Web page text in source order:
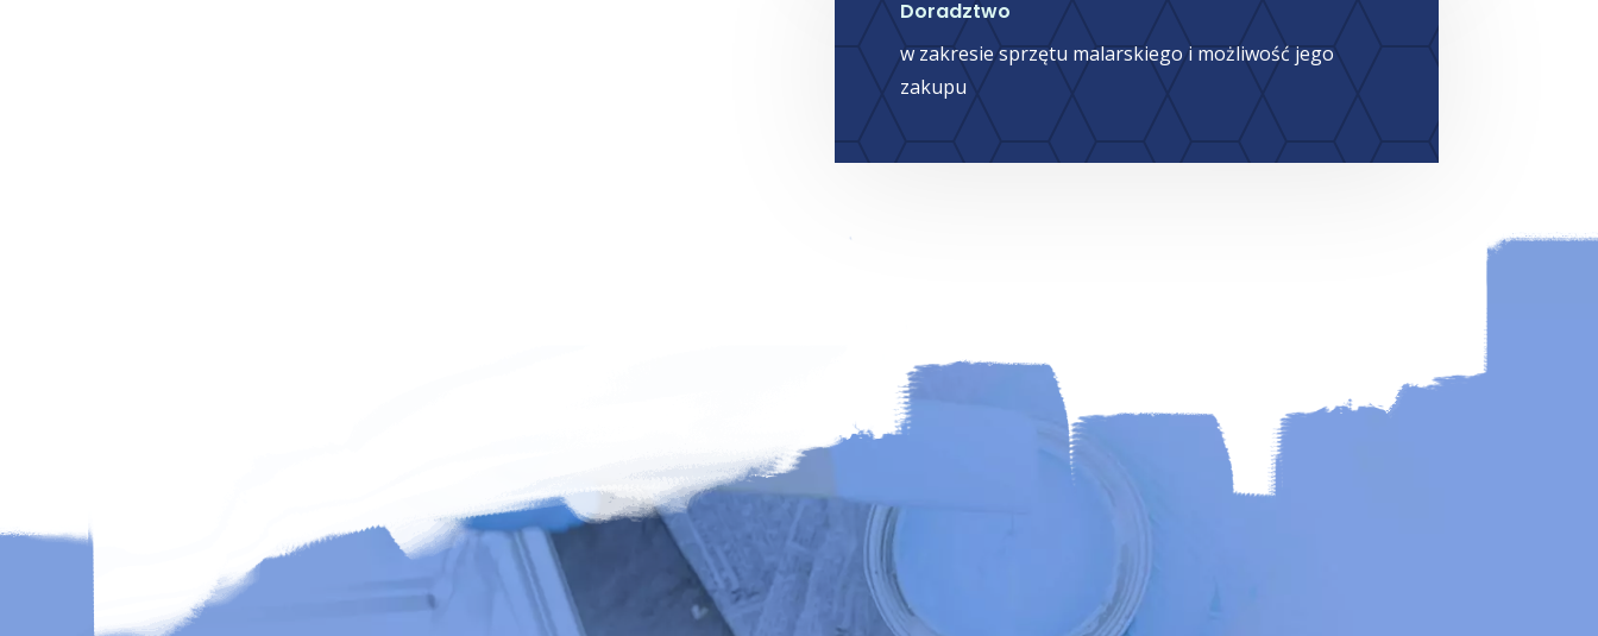
Doradztwo
w zakresie sprzętu malarskiego i możliwość jego
zakupu